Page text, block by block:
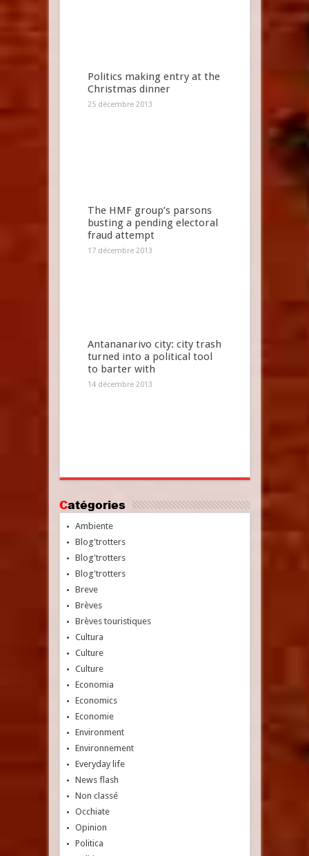
Politics making entry at the
Christmas dinner
25 décembre 2013
The HMF group’s parsons
busting a pending electoral
fraud attempt
17 décembre 2013
Antananarivo city: city trash
turned into a political tool
to barter with
14 décembre 2013
Catégories
Ambiente
Blog'trotters
Blog'trotters
Blog'trotters
Breve
Brèves
Brèves touristiques
Cultura
Culture
Culture
Economia
Economics
Economie
Environment
Environnement
Everyday life
News flash
Non classé
Occhiate
Opinion
Politica